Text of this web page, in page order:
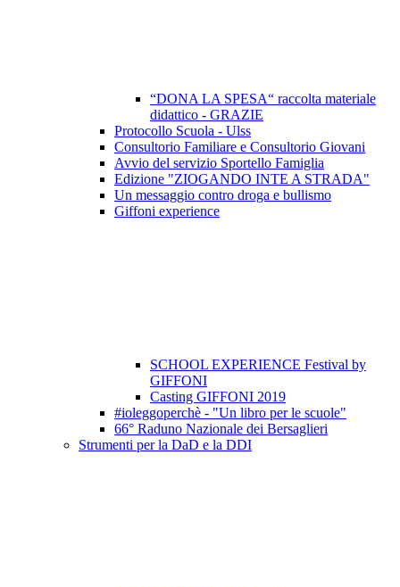
“DONA LA SPESA“ raccolta materiale
didattico - GRAZIE
Protocollo Scuola - Ulss
Consultorio Familiare e Consultorio Giovani
Avvio del servizio Sportello Famiglia
Edizione "ZIOGANDO INTE A STRADA"
Un messaggio contro droga e bullismo
Giffoni experience
SCHOOL EXPERIENCE Festival by
GIFFONI
Casting GIFFONI 2019
#ioleggoperchè - "Un libro per le scuole"
66° Raduno Nazionale dei Bersaglieri
Strumenti per la DaD e la DDI